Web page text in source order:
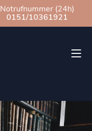
Notrufnummer (24h)
0151/10361921